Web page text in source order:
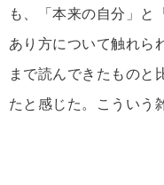
も、「本来の自分」と
あり方について触れら
まで読んできたものと
たと感じた。こういう